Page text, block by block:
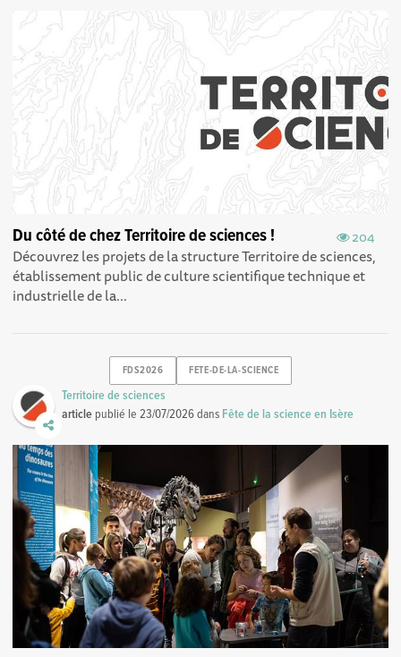
204
Du côté de chez Territoire de sciences !
Découvrez les projets de la structure Territoire de sciences,
établissement public de culture scientifique technique et
industrielle de la...
FDS2026 FETE-DE-LA-SCIENCE
Territoire de sciences
article publié le23/07/2026dans Fête de la science en Isère